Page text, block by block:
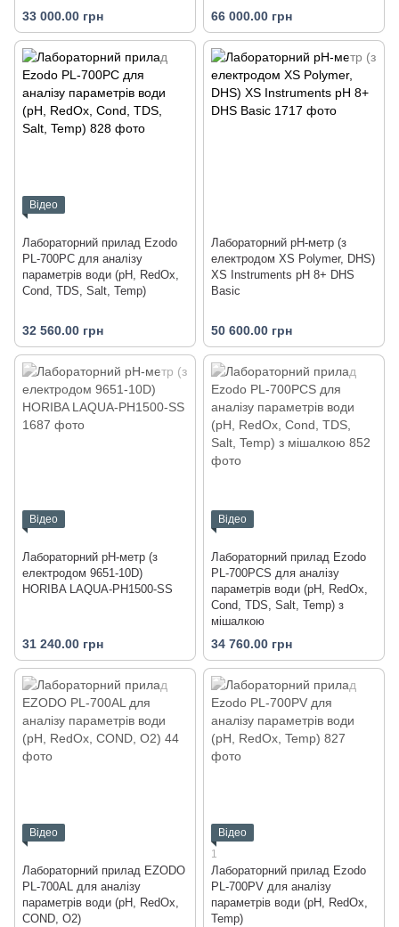
33 000.00 грн 66 000.00 грн
Відео
Лабораторний прилад Ezodo
PL-700PC для аналізу
параметрів води (рН, RedOx,
Cond, TDS, Salt, Temp)
32 560.00 грн
Лабораторний pH-метр (з
електродом XS Polymer, DHS)
XS Instruments pH 8+ DHS
Basic
50 600.00 грн
Відео
Лабораторний pH-метр (з
електродом 9651-10D)
HORIBA LAQUA-PH1500-SS
31 240.00 грн
Відео
Лабораторний прилад Ezodo
PL-700PCS для аналізу
параметрів води (рН, RedOx,
Cond, TDS, Salt, Temp) з
мішалкою
34 760.00 грн
Відео
Лабораторний прилад EZODO
PL-700AL для аналізу
параметрів води (рН, RedOx,
COND, O2)
Відео
1
Лабораторний прилад Ezodo
PL-700PV для аналізу
параметрів води (рН, RedOx,
Temp)